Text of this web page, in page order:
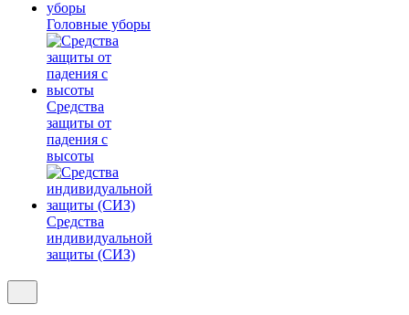
Головные уборы
Средства
защиты от
падения с
высоты
Средства
индивидуальной
защиты (СИЗ)